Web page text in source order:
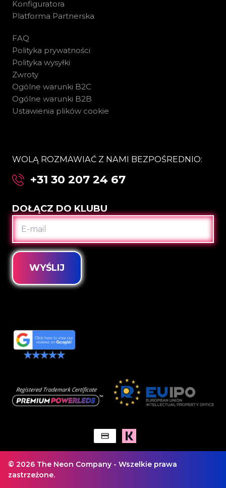
Konfiguratora
Platforma Partnerska
FAQ
Polityka prywatności
Polityka wysyłki
Zwroty
Ogólne warunki B2C
Ogólne warunki B2B
Ustawienia plików cookie
WOLĄ ROZMAWIAĆ Z NAMI BEZPOŚREDNIO:
+31 30 207 24 67
DOŁĄCZ DO KLUBU
E-
MAIL
WYŚLIJ
© 2026 The Neon Company - Wszelkie prawa
zastrzeżone.